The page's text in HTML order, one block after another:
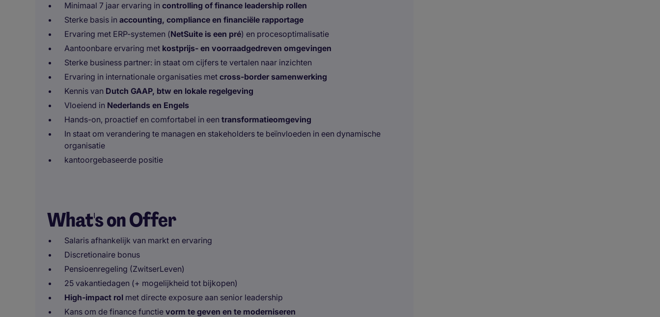
Minimaal 7 jaar ervaring in controlling of finance leadership rollen
Sterke basis in accounting, compliance en financiële rapportage
Ervaring met ERP-systemen (NetSuite is een pré) en procesoptimalisatie
Aantoonbare ervaring met kostprijs- en voorraadgedreven omgevingen
Sterke business partner: in staat om cijfers te vertalen naar inzichten
Ervaring in internationale organisaties met cross-border samenwerking
Kennis van Dutch GAAP, btw en lokale regelgeving
Vloeiend in Nederlands en Engels
Hands-on, proactief en comfortabel in een transformatieomgeving
In staat om verandering te managen en stakeholders te beïnvloeden in een dynamische
organisatie
kantoorgebaseerde positie
What's on Offer
Salaris afhankelijk van markt en ervaring
Discretionaire bonus
Pensioenregeling (ZwitserLeven)
25 vakantiedagen (+ mogelijkheid tot bijkopen)
High-impact rol met directe exposure aan senior leadership
Kans om de finance functie vorm te geven en te moderniseren